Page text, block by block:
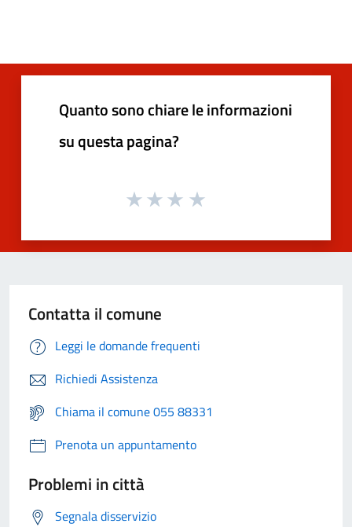
Quanto sono chiare le informazioni
su questa pagina?
Contatta il comune
Leggi le domande frequenti
Richiedi Assistenza
Chiama il comune 055 88331
Prenota un appuntamento
Problemi in città
Segnala disservizio